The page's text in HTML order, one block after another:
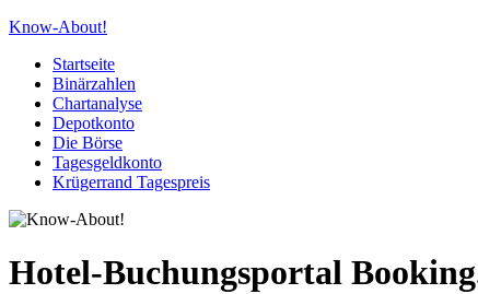
Know-About!
Startseite
Binärzahlen
Chartanalyse
Depotkonto
Die Börse
Tagesgeldkonto
Krügerrand Tagespreis
Hotel-Buchungsportal